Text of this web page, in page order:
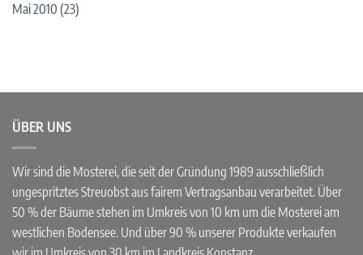
Mai 2010 (23)
ÜBER UNS
Wir sind die Mosterei, die seit der Gründung 1989 ausschließlich
ungespritztes Streuobst aus fairem Vertragsanbau verarbeitet. Über
50 % der Bäume stehen im Umkreis von 10 km um die Mosterei am
westlichen Bodensee. Und über 90 % unserer Produkte verkaufen